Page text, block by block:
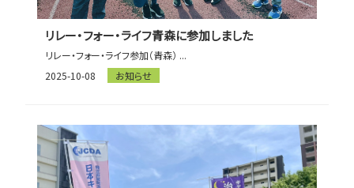
リレー・フォー・ライフ青森に参加しました
リレー・フォー・ライフ参加（青森） ...
2025-10-08
お知らせ